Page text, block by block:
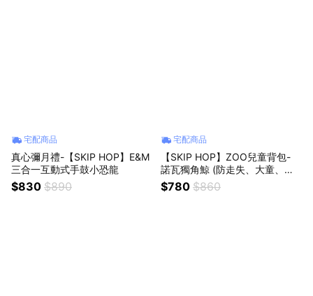
宅配商品
真心彌月禮-【SKIP HOP】E&M
三合一互動式手鼓小恐龍
$830 $890
宅配商品
【SKIP HOP】ZOO兒童背包-
諾瓦獨角鯨 (防走失、大童、幼
稚園各尺寸書包)
$780 $860